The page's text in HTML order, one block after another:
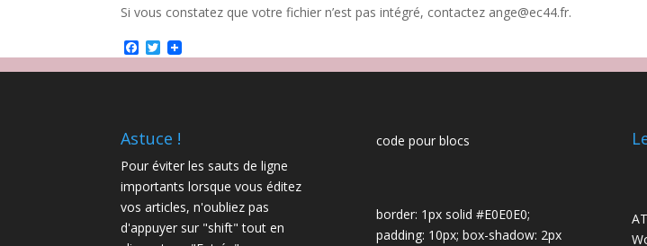
Si vous constatez que votre fichier n’est pas intégré, contactez ange@ec44.fr.
Facebook
Twitter
Astuce !
Pour éviter les sauts de ligne
importants lorsque vous éditez
vos articles, n'oubliez pas
d'appuyer sur "shift" tout en
code pour blocs
border: 1px solid #E0E0E0;
padding: 10px; box-shadow: 2px